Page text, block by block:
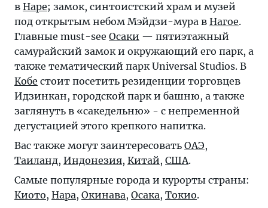
в Наре; замок, синтоистский храм и музей
под открытым небом Мэйдзи-мура в Нагое.
Главные must-see Осаки — пятиэтажный
самурайский замок и окружающий его парк, а
также тематический парк Universal Studios. В
Кобе стоит посетить резиденции торговцев
Идзинкан, городской парк и башню, а также
заглянуть в «сакедельню» - с непременной
дегустацией этого крепкого напитка.
Вас также могут заинтересовать ОАЭ,
Таиланд, Индонезия, Китай, США.
Самые популярные города и курорты страны:
Киото, Нара, Окинава, Осака, Токио.